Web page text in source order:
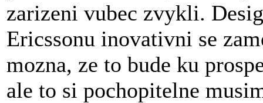
zarizeni vubec zvykli.
Ericssonu inovativni se
mozna, ze to bude ku
ale to si pochopitelne